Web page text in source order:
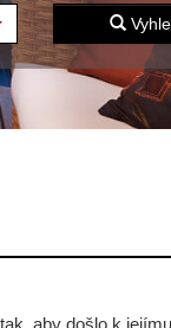
aby došlo k jejímu